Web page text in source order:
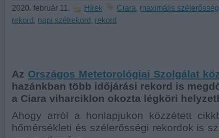
2020. február 11. Hírek Ciara, maximális szélerősség
rekord, napi szélrekord, rekord
Az Országos Metetorológiai Szolgálat
hazánkban több időjárási rekord is
a Ciara viharciklon okozta légköri
Ahogy arról a honlapjukon közzétett
hőmérsékleti és szélerősségi rekordok is